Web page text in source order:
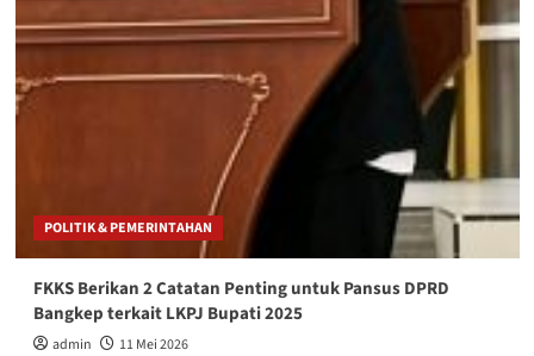
POLITIK & PEMERINTAHAN
FKKS Berikan 2 Catatan Penting untuk Pansus DPRD
Bangkep terkait LKPJ Bupati 2025
admin 11 Mei 2026